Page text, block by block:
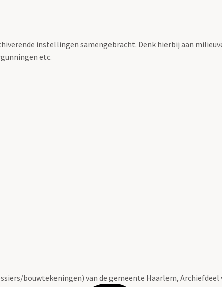
instellingen samengebracht. Denk hierbij aan
etc.
bouwtekeningen) van de gemeente Haarlem, Archiefdeel